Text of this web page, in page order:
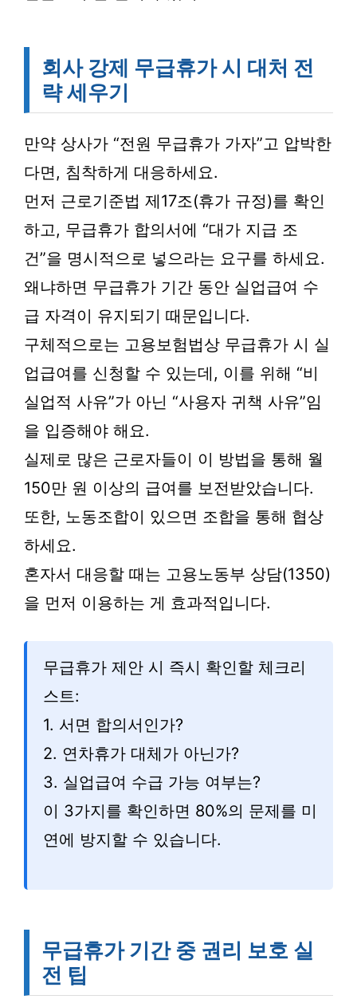
회사 강제 무급휴가 시 대처 전
략 세우기
만약 상사가 “전원 무급휴가 가자”고 압박한
다면, 침착하게 대응하세요.
먼저 근로기준법 제17조(휴가 규정)를 확인
하고, 무급휴가 합의서에 “대가 지급 조
건”을 명시적으로 넣으라는 요구를 하세요.
왜냐하면 무급휴가 기간 동안 실업급여 수
급 자격이 유지되기 때문입니다.
구체적으로는 고용보험법상 무급휴가 시 실
업급여를 신청할 수 있는데, 이를 위해 “비
실업적 사유”가 아닌 “사용자 귀책 사유”임
을 입증해야 해요.
실제로 많은 근로자들이 이 방법을 통해 월
150만 원 이상의 급여를 보전받았습니다.
또한, 노동조합이 있으면 조합을 통해 협상
하세요.
혼자서 대응할 때는 고용노동부 상담(1350)
을 먼저 이용하는 게 효과적입니다.
무급휴가 제안 시 즉시 확인할 체크리
스트:
1. 서면 합의서인가?
2. 연차휴가 대체가 아닌가?
3. 실업급여 수급 가능 여부는?
이 3가지를 확인하면 80%의 문제를 미
연에 방지할 수 있습니다.
무급휴가 기간 중 권리 보호 실
전 팁